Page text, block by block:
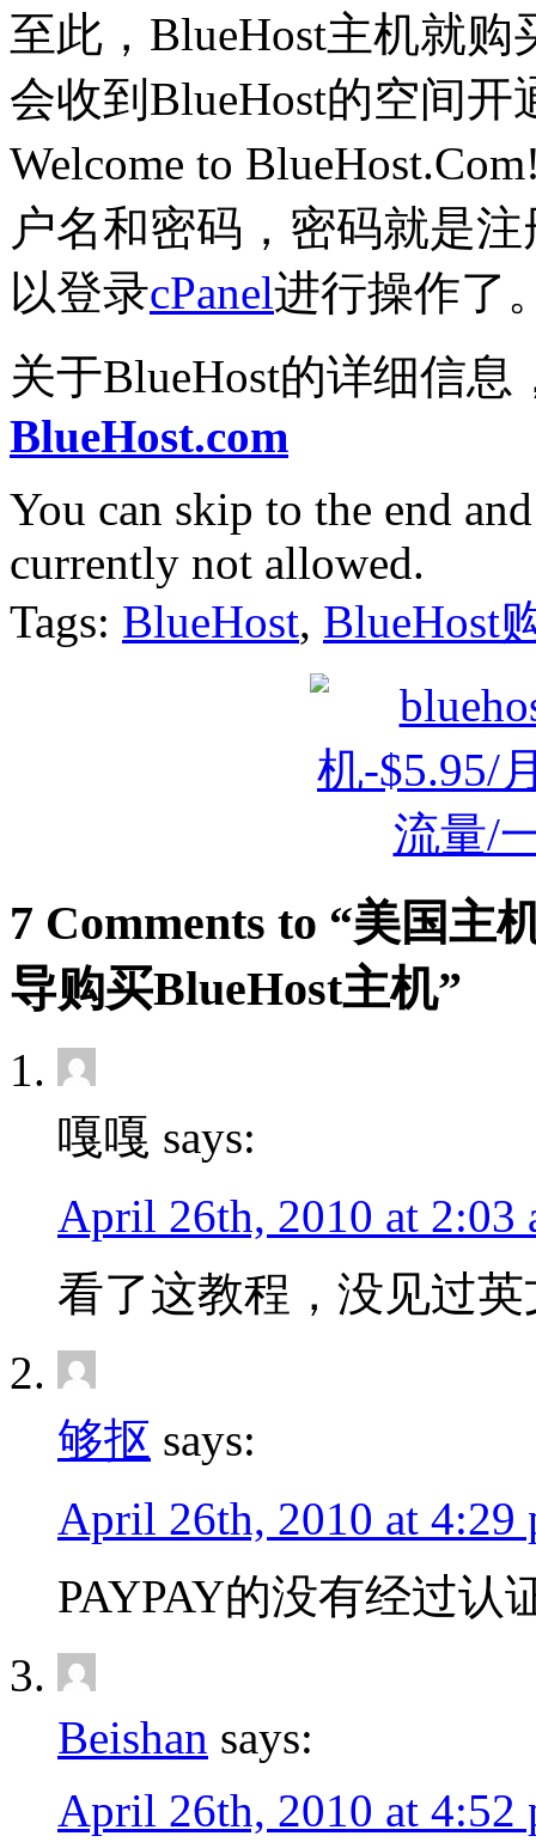
至此，BlueHost主机就
会收到BlueHost的空间
Welcome to
户名和密码，密码就是
以登录cPanel进行操作了
关于BlueHost的详细信
BlueHost.com
You can skip to the end
currently not allowed.
Tags: BlueHost, BlueHost
7 Comments to “美国主
导购买BlueHost主机”
嘎嘎 says:
April 26th, 2010 at 2:03
看了这教程，没见过
够抠 says:
April 26th, 2010 at 4:29
PAYPAY的没有经过认
Beishan says:
April 26th, 2010 at 4:52